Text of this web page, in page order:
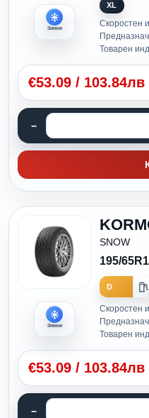
Зимни
XL
Скоростен
Товарен
€53.09 / 103.84лв
Зимни
SNOW
195/
D
Скоростен
Товарен
€53.09 / 103.84лв